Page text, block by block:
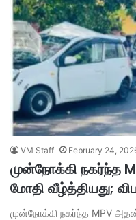
VM Staff February 24,
முன்நோக்கி நகர்ந்த
மோதி வீழ்த்தியது;
முன்நோக்கி நகர்ந்த MPV